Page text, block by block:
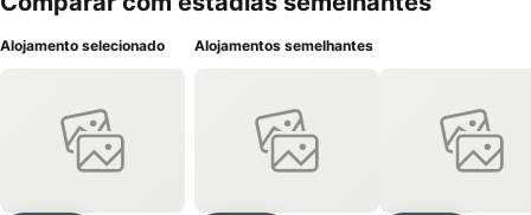
Alojamento selecionado Alojamentos semelhantes